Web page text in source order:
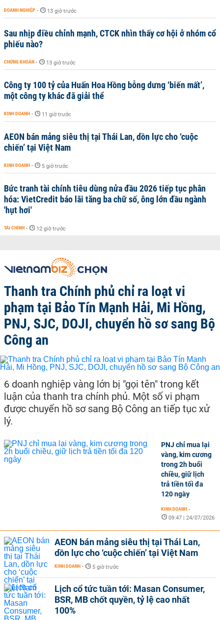
DOANH NGHIỆP - 13 giờ trước
Sau nhịp điều chỉnh mạnh, CTCK nhìn thấy cơ hội ở nhóm cổ
phiếu nào?
CHỨNG KHOÁN - 13 giờ trước
Công ty 100 tỷ của Huấn Hoa Hồng bỗng dưng ‘biến mất’,
một công ty khác đã giải thể
KINH DOANH - 11 giờ trước
AEON bán mảng siêu thị tại Thái Lan, dồn lực cho ‘cuộc
chiến’ tại Việt Nam
KINH DOANH - 5 giờ trước
Bức tranh tài chính tiêu dùng nửa đầu 2026 tiếp tục phân
hóa: VietCredit báo lãi tăng ba chữ số, ông lớn đầu ngành
'hụt hơi'
TÀI CHÍNH - 12 giờ trước
Thanh tra Chính phủ chỉ ra loạt vi
phạm tại Bảo Tín Mạnh Hải, Mi Hồng,
PNJ, SJC, DOJI, chuyển hồ sơ sang Bộ
Công an
6 doanh nghiệp vàng lớn bị "gọi tên" trong kết
luận của thanh tra chính phủ. Một số vi phạm
được chuyển hồ sơ sang Bộ Công an tiếp tục xử
lý.
PNJ chỉ mua lại
vàng, kim cương
trong 2h buổi
chiều, giữ lịch
trả tiền tối đa
120 ngày
KINH DOANH -
09:47 | 24/07/2026
AEON bán mảng siêu thị tại Thái Lan,
dồn lực cho ‘cuộc chiến’ tại Việt Nam
KINH DOANH - 5 giờ trước
Lịch cổ tức tuần tới: Masan Consumer,
BSR, MB chốt quyền, tỷ lệ cao nhất
100%